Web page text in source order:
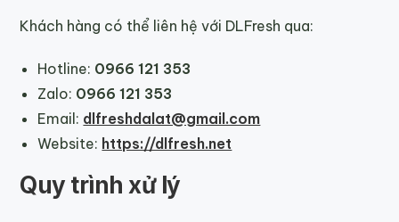
Khách hàng có thể liên hệ với DLFresh qua:
Hotline: 0966 121 353
Zalo: 0966 121 353
Email: dlfreshdalat@gmail.com
Website: https://dlfresh.net
Quy trình xử lý